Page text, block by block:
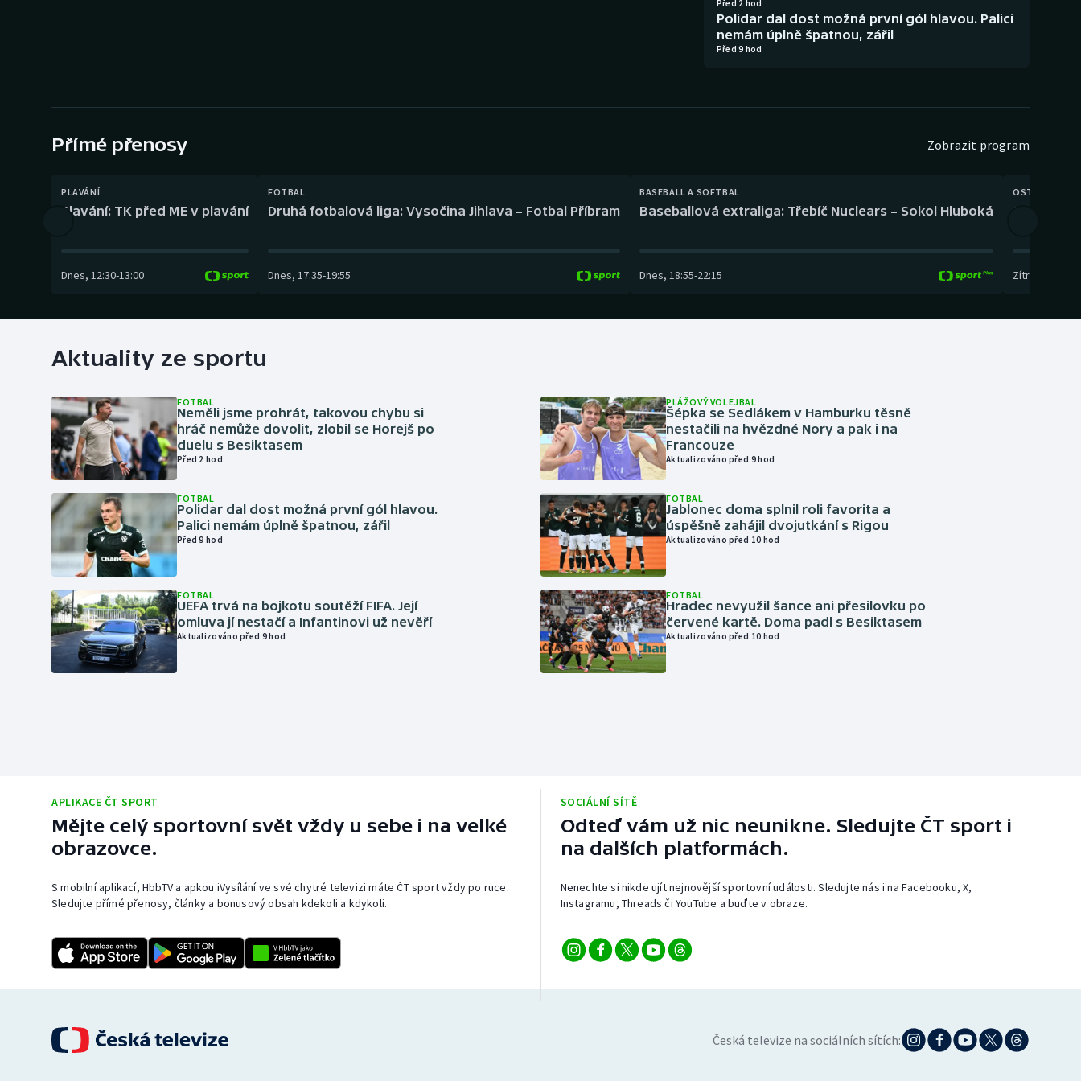
Gymnastika
Před 2 hod
Polidar dal dost možná první gól hlavou. Palici
nemám úplně špatnou, zářil
Před 9 hod
Přímé přenosy Zobrazit program
PLAVÁNÍ
Plavání: TK před ME v plavání
Dnes, 12:30-13:00
FOTBAL
Druhá fotbalová liga: Vysočina Jihlava – Fotbal Příbram
Dnes, 17:35-19:55
BASEBALL A SOFTBAL
Baseballová extraliga: Třebíč Nuclears – Sokol Hluboká
Dnes, 18:55-22:15
OSTATNÍ
Zítra
Aktuality ze sportu
FOTBAL
Neměli jsme prohrát, takovou chybu si
hráč nemůže dovolit, zlobil se Horejš po
duelu s Besiktasem
Před 2 hod
FOTBAL
Polidar dal dost možná první gól hlavou.
Palici nemám úplně špatnou, zářil
Před 9 hod
FOTBAL
UEFA trvá na bojkotu soutěží FIFA. Její
omluva jí nestačí a Infantinovi už nevěří
Aktualizováno před 9 hod
PLÁŽOVÝ VOLEJBAL
Šépka se Sedlákem v Hamburku těsně
nestačili na hvězdné Nory a pak i na
Francouze
Aktualizováno před 9 hod
FOTBAL
Jablonec doma splnil roli favorita a
úspěšně zahájil dvojutkání s Rigou
Aktualizováno před 10 hod
FOTBAL
Hradec nevyužil šance ani přesilovku po
červené kartě. Doma padl s Besiktasem
Aktualizováno před 10 hod
APLIKACE ČT SPORT
Mějte celý sportovní svět vždy u sebe i na velké
obrazovce.
S mobilní aplikací, HbbTV a apkou iVysílání ve své chytré televizi máte ČT sport vždy po ruce.
Sledujte přímé přenosy, články a bonusový obsah kdekoli a kdykoli.
SOCIÁLNÍ SÍTĚ
Odteď vám už nic neunikne. Sledujte ČT sport i
na dalších platformách.
Nenechte si nikde ujít nejnovější sportovní události. Sledujte nás i na Facebooku, X,
Instagramu, Threads či YouTube a buďte v obraze.
Česká televize na sociálních sítích: